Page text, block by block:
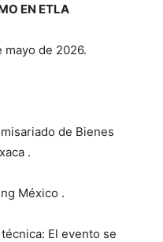
EN ETLA
mayo de 2026.
de Bienes
.
México .
El evento se